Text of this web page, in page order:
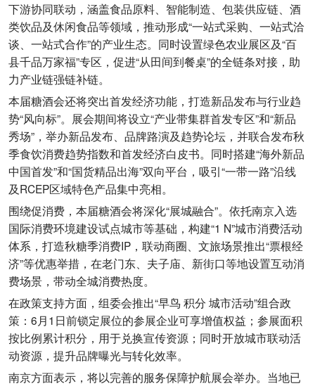
下游协同联动，涵盖食品原料、智能制造、包装供应链、酒
类饮品及休闲食品等领域，推动形成“一站式采购、一站式洽
谈、一站式合作”的产业生态。同时设置绿色农业展区及“百
县千品万家福”专区，促进“从田间到餐桌”的全链条对接，助
力产业链强链补链。
本届糖酒会还将突出首发经济功能，打造新品发布与行业趋
势“风向标”。展会期间将设立“产业带集群首发专区”和“新品
秀场”，举办新品发布、品牌路演及趋势论坛，并联合发布秋
季食饮消费趋势指数和首发经济白皮书。同时搭建“海外新品
中国首发”和“国货精品出海”双向平台，吸引“一带一路”沿线
及RCEP区域特色产品集中亮相。
围绕促消费，本届糖酒会将深化“展城融合”。依托南京入选
国际消费环境建设试点城市等基础，构建“1 N”城市消费活动
体系，打造秋糖季消费IP，联动商圈、文旅场景推出“票根经
济”等优惠举措，在老门东、夫子庙、新街口等地设置互动消
费场景，带动全城消费热度。
在政策支持方面，组委会推出“早鸟 积分 城市活动”组合政
策：6月1日前锁定展位的参展企业可享增值权益；参展面积
按比例累计积分，用于兑换宣传资源；同时开放城市联动活
动资源，提升品牌曝光与转化效率。
南京方面表示，将以完善的服务保障护航展会举办。当地已